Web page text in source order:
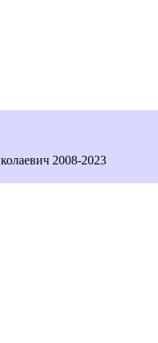
2008-2023